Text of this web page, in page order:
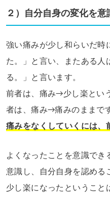
２）自分自身の変化を意
強い痛みが少し和らいだ時
た。」と言い、またある人
る。」と言います。
前者は、痛み→少し楽とい
者は、痛み→痛みのままです
痛みをなくしていくには、
よくなったことを意識で
意識し、自分自身を認める
少し楽になったということ